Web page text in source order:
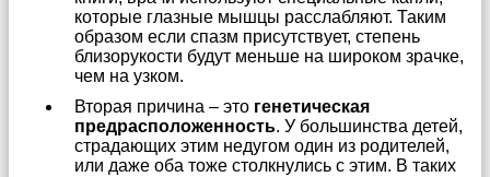
которые глазные мышцы расслабляют. Таким
образом если спазм присутствует, степень
близорукости будут меньше на широком зрачке,
чем на узком.
Вторая причина – это генетическая
предрасположенность. У большинства детей,
страдающих этим недугом один из родителей,
или даже оба тоже столкнулись с этим. В таких